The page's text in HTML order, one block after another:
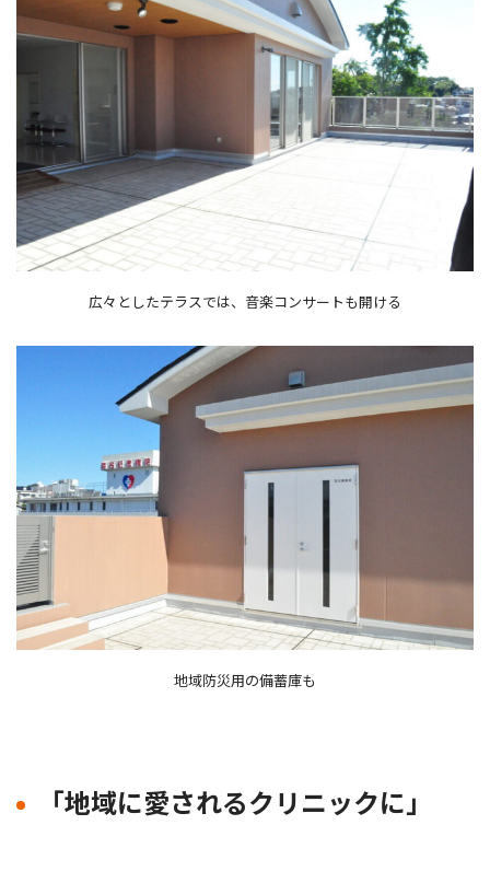
広々としたテラスでは、音楽コンサートも開ける
地域防災用の備蓄庫も
「地域に愛されるクリニックに」